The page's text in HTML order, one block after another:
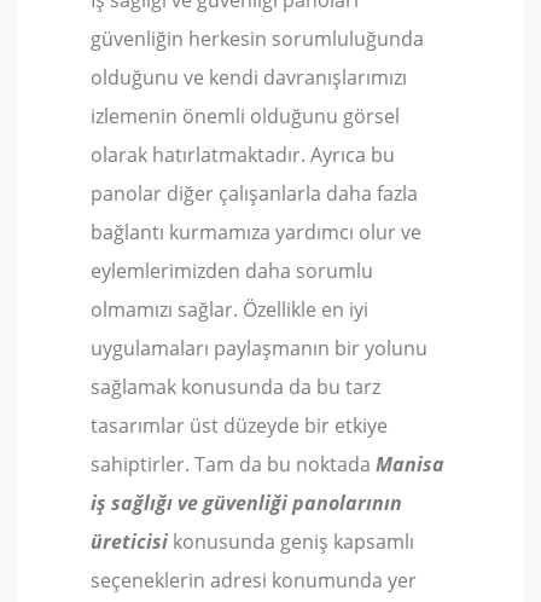
güvenliğin herkesin sorumluluğunda
olduğunu ve kendi davranışlarımızı
izlemenin önemli olduğunu görsel
olarak hatırlatmaktadır. Ayrıca bu
panolar diğer çalışanlarla daha fazla
bağlantı kurmamıza yardımcı olur ve
eylemlerimizden daha sorumlu
olmamızı sağlar. Özellikle en iyi
uygulamaları paylaşmanın bir yolunu
sağlamak konusunda da bu tarz
tasarımlar üst düzeyde bir etkiye
sahiptirler. Tam da bu noktada Manisa
iş sağlığı ve güvenliği panolarının
üreticisi konusunda geniş kapsamlı
seçeneklerin adresi konumunda yer